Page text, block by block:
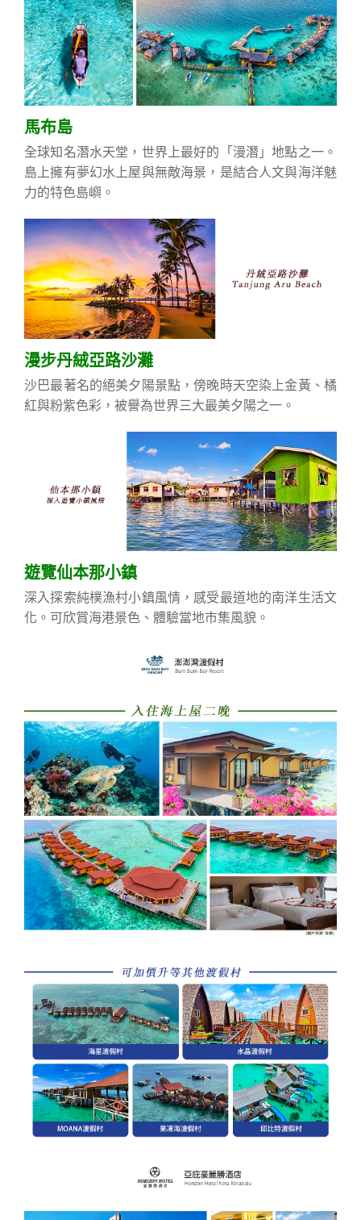
馬布島
全球知名潛水天堂，世界上最好的「漫潛」地點之一。
島上擁有夢幻水上屋與無敵海景，是結合人文與海洋魅
力的特色島嶼。
漫步丹絨亞路沙灘
沙巴最著名的絕美夕陽景點，傍晚時天空染上金黃、橘
紅與粉紫色彩，被譽為世界三大最美夕陽之一。
遊覽仙本那小鎮
深入探索純樸漁村小鎮風情，感受最道地的南洋生活文
化。可欣賞海港景色、體驗當地市集風貌。